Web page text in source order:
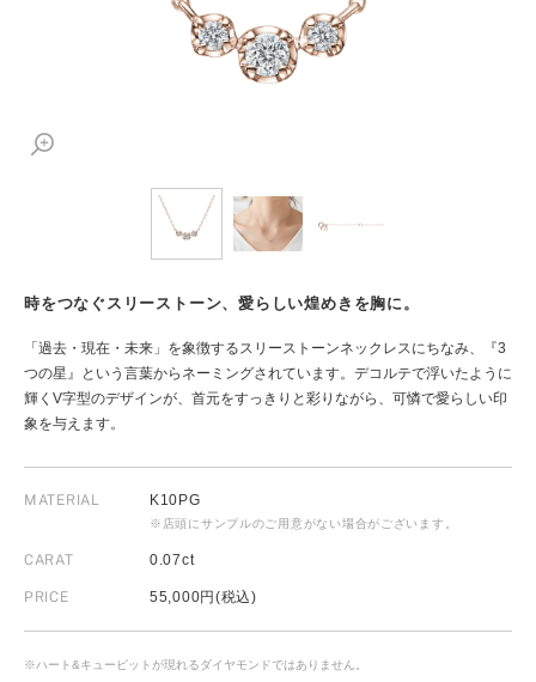
時をつなぐスリーストーン、愛らしい煌めきを胸に。
「過去・現在・未来」を象徴するスリーストーンネックレスにちなみ、『3
つの星』という言葉からネーミングされています。デコルテで浮いたように
輝くV字型のデザインが、首元をすっきりと彩りながら、可憐で愛らしい印
象を与えます。
MATERIAL K10PG
※店頭にサンプルのご用意がない場合がございます。
CARAT 0.07ct
PRICE 55,000円(税込)
※ハート&キューピットが現れるダイヤモンドではありません。